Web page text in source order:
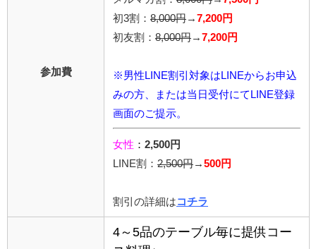
参加費
初3割： 8,000円 → 7,200円
初友割： 8,000円 → 7,200円
※男性LINE割引対象はLINEからお申込
みの方、または当日受付にてLINE登録
画面のご提示。
女性 ： 2,500円
LINE割： 2,500円 → 500円
割引の詳細は コチラ
4～5品のテーブル毎に提供コー